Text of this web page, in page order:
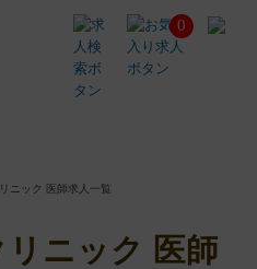
0
ニック 医師求人一覧
ニック 医師